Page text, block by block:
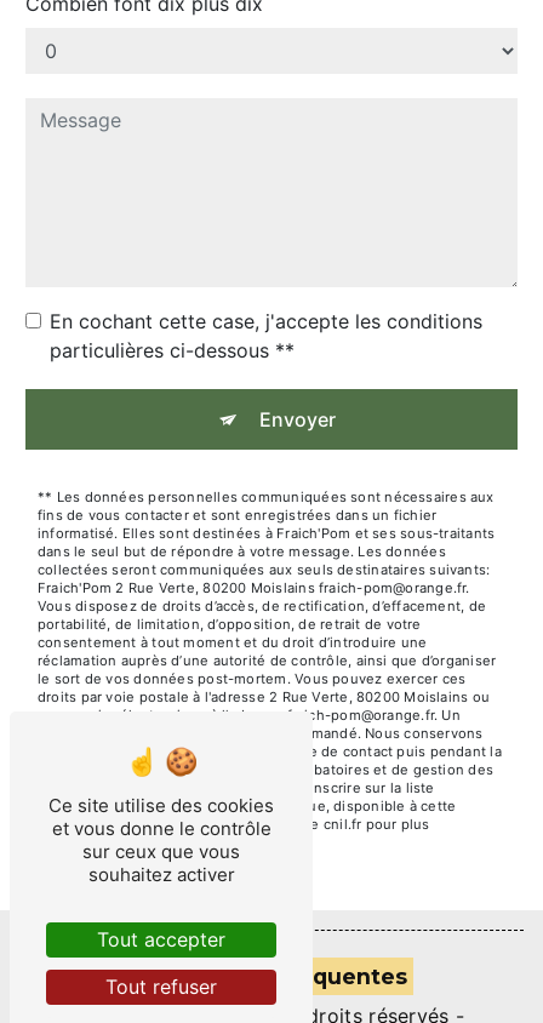
En cochant cette case, j'accepte les conditions
particulières ci-dessous **
Envoyer
** Les données personnelles communiquées sont nécessaires aux
fins de vous contacter et sont enregistrées dans un fichier
informatisé. Elles sont destinées à Fraich'Pom et ses sous-traitants
dans le seul but de répondre à votre message. Les données
collectées seront communiquées aux seuls destinataires suivants:
Fraich'Pom 2 Rue Verte, 80200 Moislains fraich-pom@orange.fr.
Vous disposez de droits d’accès, de rectification, d’effacement, de
portabilité, de limitation, d’opposition, de retrait de votre
consentement à tout moment et du droit d’introduire une
réclamation auprès d’une autorité de contrôle, ainsi que d’organiser
le sort de vos données post-mortem. Vous pouvez exercer ces
droits par voie postale à l'adresse 2 Rue Verte, 80200 Moislains ou
par courrier électronique à l'adresse fraich-pom@orange.fr. Un
justificatif d'identité pourra vous être demandé. Nous conservons
vos données pendant la période de prise de contact puis pendant la
durée de prescription légale aux fins probatoires et de gestion des
contentieux. Vous avez le droit de vous inscrire sur la liste
d'opposition au démarchage téléphonique, disponible à cette
adresse: Bloctel.gouv.fr . Consultez le site cnil.fr pour plus
Recherches fréquentes
- 2026 - Tous droits réservés -
Ce site utilise des cookies
et vous donne le contrôle
sur ceux que vous
souhaitez activer
Tout accepter
Tout refuser